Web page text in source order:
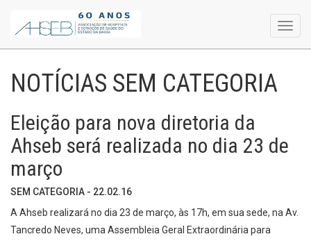
NOTÍCIAS SEM CATEGORIA
Eleição para nova diretoria da
Ahseb será realizada no dia 23 de
março
SEM CATEGORIA - 22.02.16
A Ahseb realizará no dia 23 de março, às 17h, em sua sede, na Av.
Tancredo Neves, uma Assembleia Geral Extraordinária para